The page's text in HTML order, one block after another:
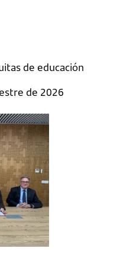
de educación
de 2026